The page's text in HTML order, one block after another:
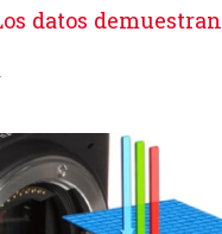
datos demuestran